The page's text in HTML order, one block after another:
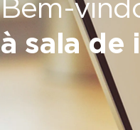
Bem-
à sala de